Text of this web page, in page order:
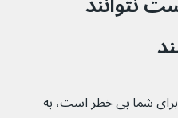
برای شما بی خطر است، به